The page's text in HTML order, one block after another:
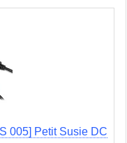
005] Petit Susie DC